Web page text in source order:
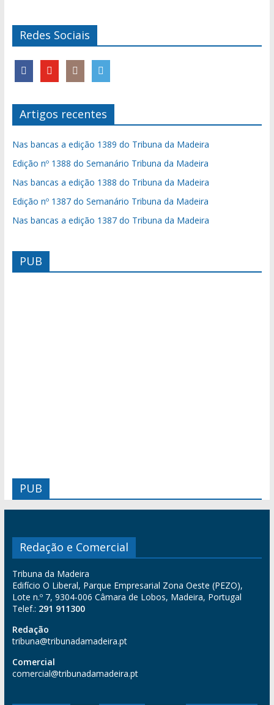
Redes Sociais
Artigos recentes
Nas bancas a edição 1389 do Tribuna da Madeira
Edição nº 1388 do Semanário Tribuna da Madeira
Nas bancas a edição 1388 do Tribuna da Madeira
Edição nº 1387 do Semanário Tribuna da Madeira
Nas bancas a edição 1387 do Tribuna da Madeira
PUB
PUB
Redação e Comercial
Tribuna da Madeira
Edifício O Liberal, Parque Empresarial Zona Oeste (PEZO),
Lote n.º 7, 9304-006 Câmara de Lobos, Madeira, Portugal
Telef.: 291 911300
Redação
tribuna@tribunadamadeira.pt
Comercial
comercial@tribunadamadeira.pt